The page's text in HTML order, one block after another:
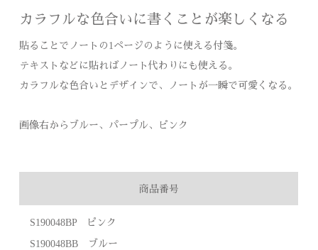
カラフルな色合いに書くことが楽しくなる
貼ることでノートの1ページのように使える付箋。
テキストなどに貼ればノート代わりにも使える。
カラフルな色合いとデザインで、ノートが一瞬で可愛くなる。
画像右からブルー、パープル、ピンク
商品番号
S190048BP ピンク
S190048BB ブルー